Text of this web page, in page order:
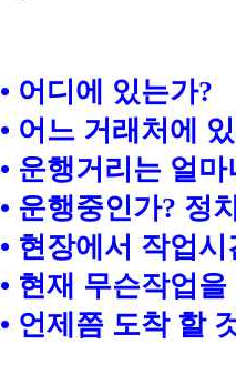
• 어디에 있는가?
• 어느 거래처에
• 운행거리는 얼
• 운행중인가? 정
• 현장에서 작업
• 현재 무슨작업
• 언제쯤 도착 할